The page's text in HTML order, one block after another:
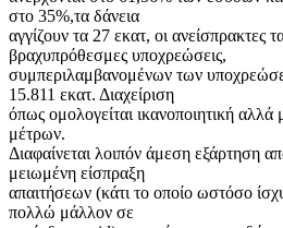
στο 35%,τα δάνεια
αγγίζουν τα 27 εκατ, οι ανείσπρακτες
βραχυπρόθεσμες υποχρεώσεις,
συμπεριλαμβανομένων των
15.811 εκατ. Διαχείριση
όπως ομολογείται ικανοποιητική
μέτρων.
Διαφαίνεται λοιπόν άμεση εξάρτηση
μειωμένη είσπραξη
απαιτήσεων (κάτι το οποίο ωστόσο
πολλώ μάλλον σε